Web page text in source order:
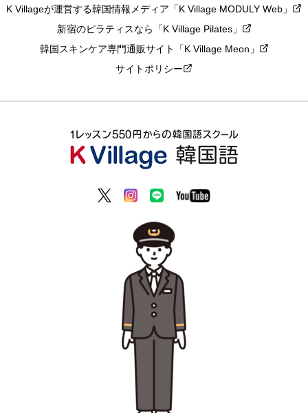
K Villageが運営する韓国情報メディア「K Village MODULY Web」
新宿のピラティスなら「K Village Pilates」
韓国スキンケア専門通販サイト「K Village Meon」
サイトポリシー